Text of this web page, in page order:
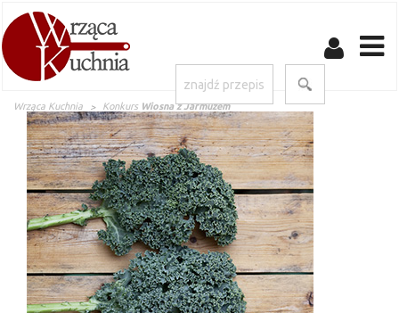
Wrząca Kuchnia Konkurs Wiosna z Jarmużem